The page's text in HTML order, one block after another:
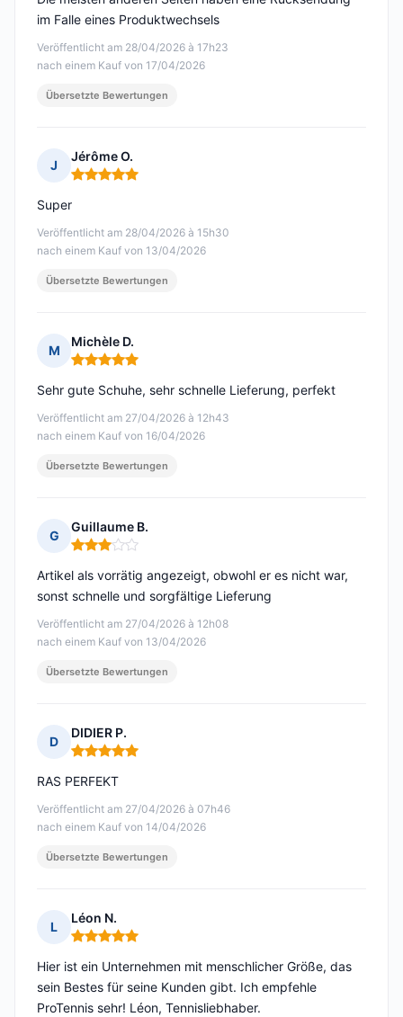
Veröffentlicht am 28/04/2026 à 17h23
nach einem Kauf von 17/04/2026
im Falle eines Produktwechsels
Übersetzte Bewertungen
J
Jérôme O.
Hinweis: 5 von 5
Veröffentlicht am 28/04/2026 à 15h30
nach einem Kauf von 13/04/2026
Super
Übersetzte Bewertungen
M
Michèle D.
Hinweis: 5 von 5
Veröffentlicht am 27/04/2026 à 12h43
nach einem Kauf von 16/04/2026
Sehr gute Schuhe, sehr schnelle Lieferung, perfekt
Übersetzte Bewertungen
G
Guillaume B.
Hinweis: 3 von 5
Veröffentlicht am 27/04/2026 à 12h08
nach einem Kauf von 13/04/2026
Artikel als vorrätig angezeigt, obwohl er es nicht war,
sonst schnelle und sorgfältige Lieferung
Übersetzte Bewertungen
D
DIDIER P.
Hinweis: 5 von 5
Veröffentlicht am 27/04/2026 à 07h46
nach einem Kauf von 14/04/2026
RAS PERFEKT
Übersetzte Bewertungen
L
Léon N.
Hinweis: 5 von 5
Hier ist ein Unternehmen mit menschlicher Größe, das
sein Bestes für seine Kunden gibt. Ich empfehle
ProTennis sehr! Léon, Tennisliebhaber.